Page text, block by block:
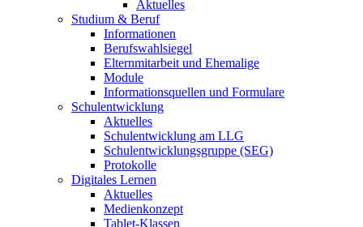
Aktuelles
Studium & Beruf
Informationen
Berufswahlsiegel
Elternmitarbeit und Ehemalige
Module
Informationsquellen und Formulare
Schulentwicklung
Aktuelles
Schulentwicklung am LLG
Schulentwicklungsgruppe (SEG)
Protokolle
Digitales Lernen
Aktuelles
Medienkonzept
Tablet-Klassen